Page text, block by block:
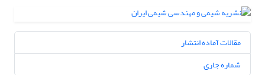
مقالات آماده انتشار
شماره جاری